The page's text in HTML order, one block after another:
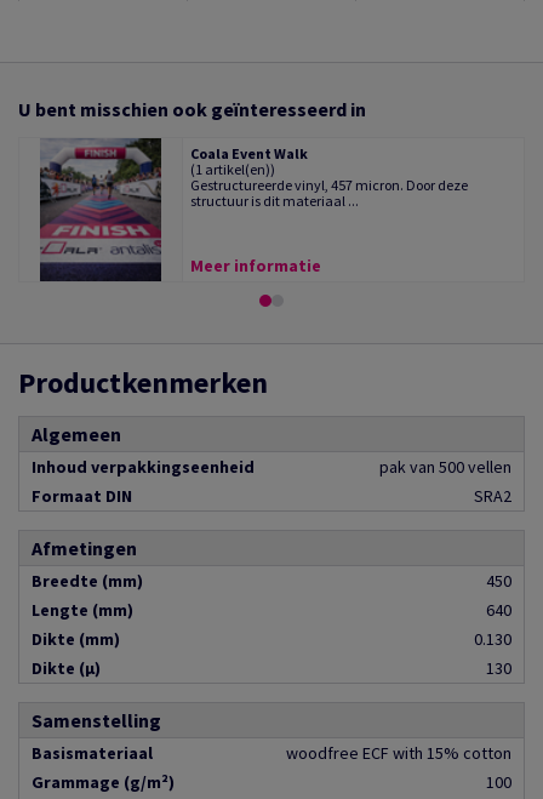
U bent misschien ook geïnteresseerd in
Coala Event Walk
(1 artikel(en))
Gestructureerde vinyl, 457 micron. Door deze
structuur is dit materiaal ...
Meer informatie
Productkenmerken
Algemeen
Inhoud verpakkingseenheid
pak van 500 vellen
Formaat DIN
SRA2
Afmetingen
Breedte (mm)
450
Lengte (mm)
640
Dikte (mm)
0.130
Dikte (µ)
130
Samenstelling
Basismateriaal
woodfree ECF with 15% cotton
Grammage (g/m²)
100